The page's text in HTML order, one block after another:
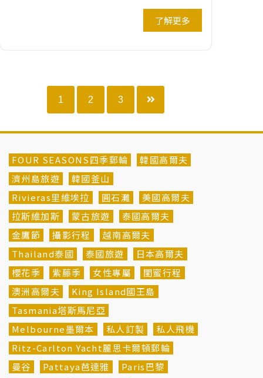
了解更多
1 2 3
FOUR SEASONS四季郵輪
韓國高爾夫
濟州島旅遊
韓國釜山
Rivieras里維埃拉
圓石灘
美國高爾夫
拉斯維加斯
蒙古旅遊
泰國高爾夫
金鷹節
攝影行程
越南高爾夫
Thailand泰國
泰國旅遊
日本高爾夫
櫻花季
紫藤季 女性專屬
閨蜜行程
澳洲高爾夫
King Island國王島
Tasmania塔斯馬尼亞
Melbourne墨爾本
私人訂製
私人飛機
Ritz-Carlton Yacht麗思卡爾頓郵輪
曼谷
Pattaya芭達雅
Paris巴黎